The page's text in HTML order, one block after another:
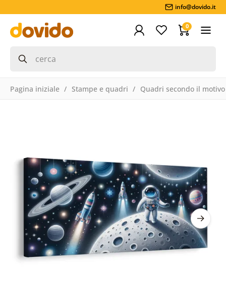
info@dovido.it
0
Pagina iniziale Stampe e quadri Quadri secondo il motivo